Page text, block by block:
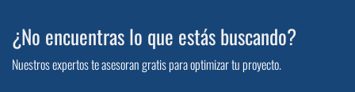
¿No encuentras lo que estás buscando?
Nuestros expertos te asesoran gratis para optimizar tu proyecto.